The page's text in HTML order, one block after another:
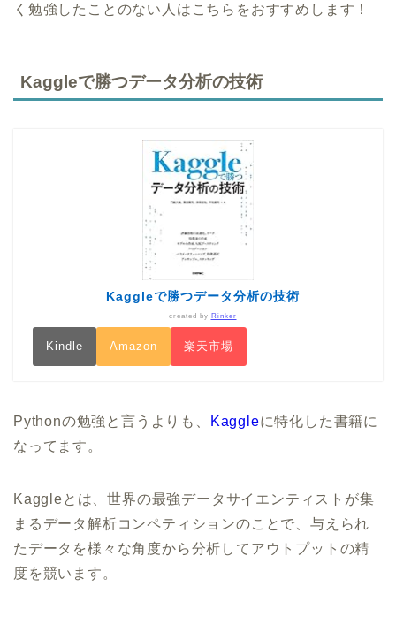
く勉強したことのない人はこちらをおすすめします！
Kaggleで勝つデータ分析の技術
Kaggleで勝つデータ分析の技術
created by Rinker
Kindle Amazon 楽天市場
Pythonの勉強と言うよりも、 Kaggleに特化した書籍に
なってます。
Kaggleとは、世界の最強データサイエンティストが集
まるデータ解析コンペティションのことで、与えられ
たデータを様々な角度から分析してアウトプットの精
度を競います。